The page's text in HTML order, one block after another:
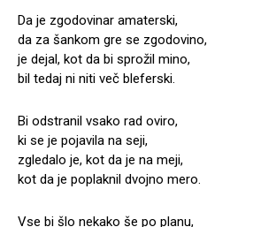
Da je zgodovinar amaterski,
da za šankom gre se zgodovino,
je dejal, kot da bi sprožil mino,
bil tedaj ni niti več bleferski.
Bi odstranil vsako rad oviro,
ki se je pojavila na seji,
zgledalo je, kot da je na meji,
kot da je poplaknil dvojno mero.
Vse bi šlo nekako še po planu,